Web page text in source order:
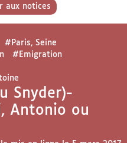
aux notices
#Paris, Seine
#Emigration
Snyder)-
Antonio ou